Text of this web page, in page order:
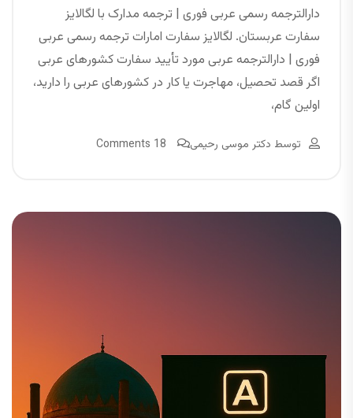
دارالترجمه رسمی عربی فوری | ترجمه مدارک با لگالایز
سفارت عربستان. لگالایز سفارت امارات ترجمه رسمی عربی
فوری | دارالترجمه عربی مورد تأیید سفارت کشورهای عربی
اگر قصد تحصیل، مهاجرت یا کار در کشورهای عربی را دارید،
اولین گام،
توسط دکتر موسی رحیمی 18 Comments